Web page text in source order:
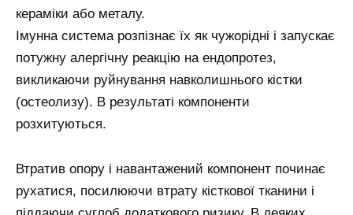
кераміки або металу.
Імунна система розпізнає їх як чужорідні і запускає
потужну алергічну реакцію на ендопротез,
викликаючи руйнування навколишнього кістки
(остеолизу). В результаті компоненти
розхитуються.
Втратив опору і навантажений компонент починає
рухатися, посилюючи втрату кісткової тканини і